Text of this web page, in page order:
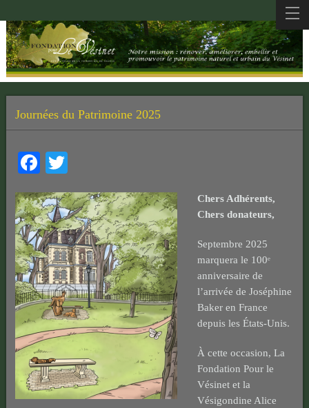
Journées du Patrimoine 2025
Facebook
Chers Adhérents,
Chers donateurs,
Septembre 2025
marquera le 100ᵉ
anniversaire de
l’arrivée de Joséphine
Baker en France
depuis les États-Unis.
À cette occasion, La
Fondation Pour le
Vésinet et la
Vésigondine Alice